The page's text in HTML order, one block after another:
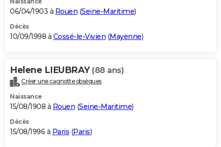
06/04/1903 à Rouen (Seine-Maritime)
Décès
10/09/1998 à Cossé-le-Vivien (Mayenne)
Helene LIEUBRAY (88 ans)
Créer une cagnotte obsèques
Naissance
15/08/1908 à Rouen (Seine-Maritime)
Décès
15/08/1996 à Paris (Paris)